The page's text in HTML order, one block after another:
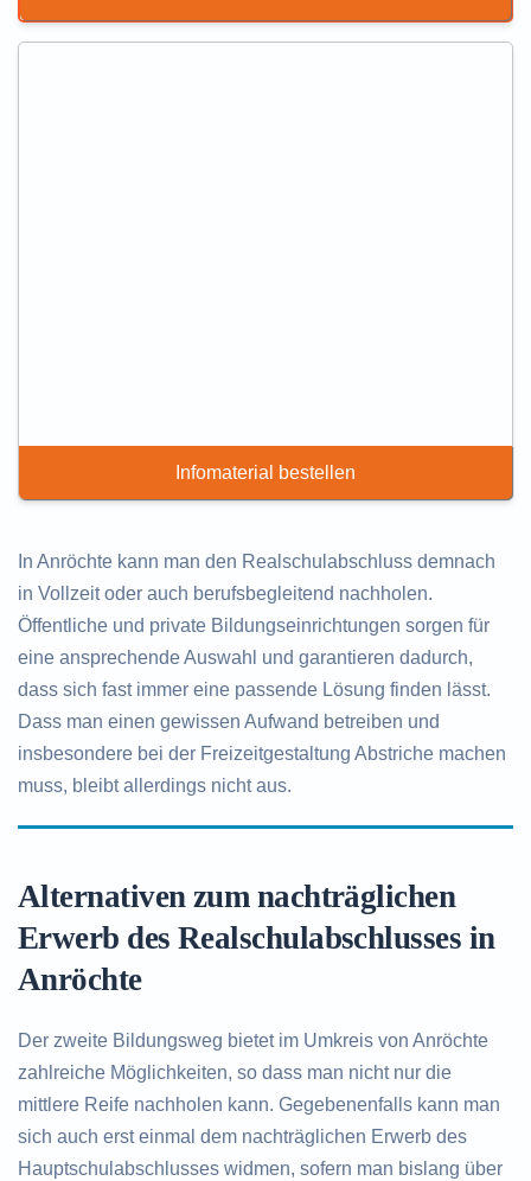
Infomaterial bestellen
In Anröchte kann man den Realschulabschluss demnach
in Vollzeit oder auch berufsbegleitend nachholen.
Öffentliche und private Bildungseinrichtungen sorgen für
eine ansprechende Auswahl und garantieren dadurch,
dass sich fast immer eine passende Lösung finden lässt.
Dass man einen gewissen Aufwand betreiben und
insbesondere bei der Freizeitgestaltung Abstriche machen
muss, bleibt allerdings nicht aus.
Alternativen zum nachträglichen
Erwerb des Realschulabschlusses in
Anröchte
Der zweite Bildungsweg bietet im Umkreis von Anröchte
zahlreiche Möglichkeiten, so dass man nicht nur die
mittlere Reife nachholen kann. Gegebenenfalls kann man
sich auch erst einmal dem nachträglichen Erwerb des
Hauptschulabschlusses widmen, sofern man bislang über